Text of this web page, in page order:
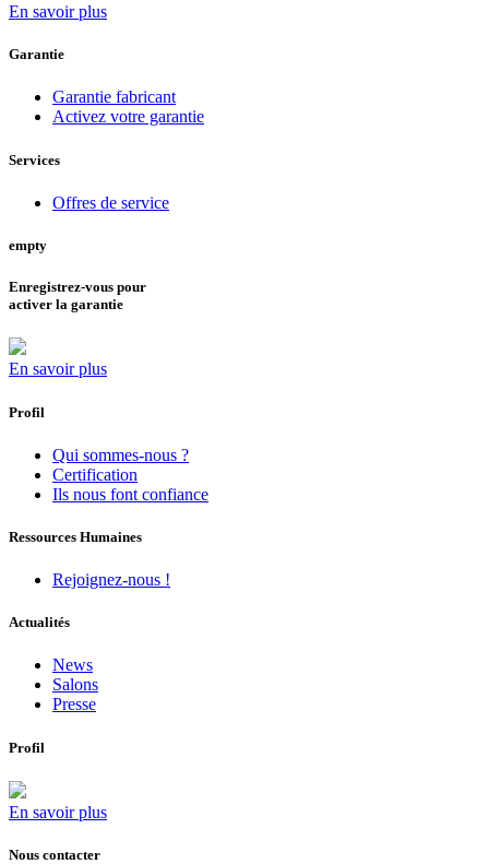
En savoir plus
Garantie
Garantie fabricant
Activez votre garantie
Services
Offres de service
empty
Enregistrez-vous pour
activer la garantie
En savoir plus
Profil
Qui sommes-nous ?
Certification
Ils nous font confiance
Ressources Humaines
Rejoignez-nous !
Actualités
News
Salons
Presse
Profil
En savoir plus
Nous contacter